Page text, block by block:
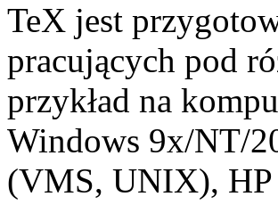
TeX jest
pracujących pod
przykład na
Windows 9x/NT/
(VMS, UNIX), HP